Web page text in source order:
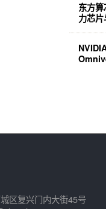
东方
力芯
区复兴门内大街45号